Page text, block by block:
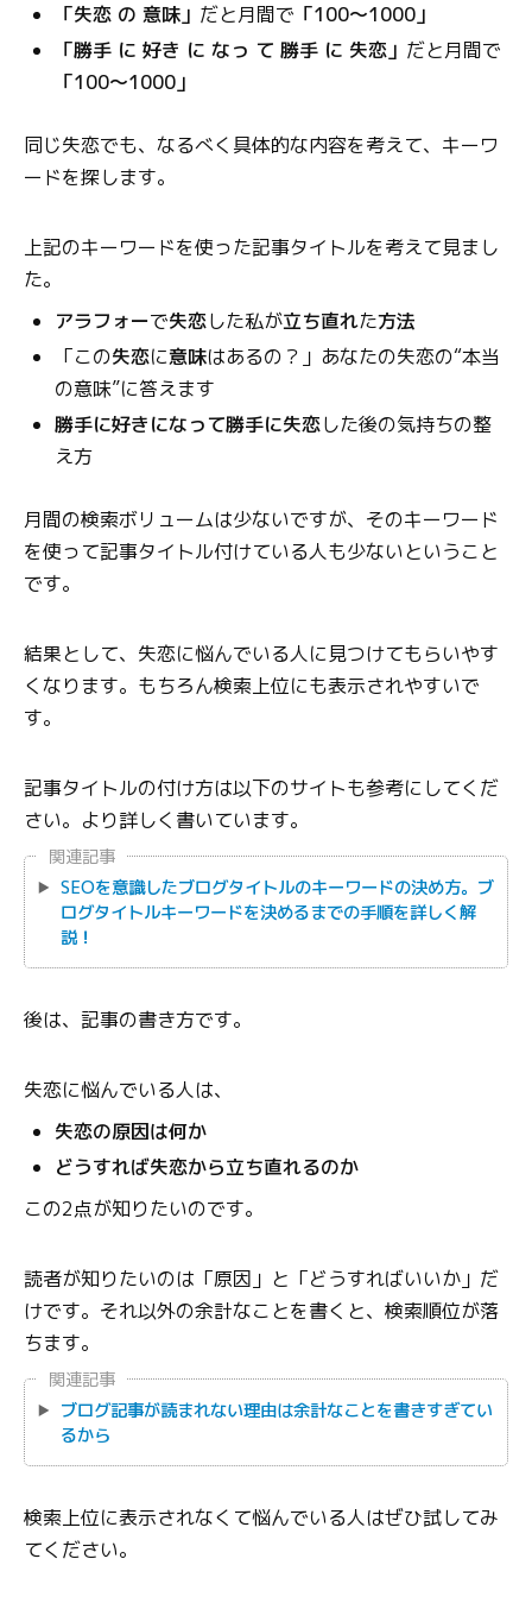
「失恋 の 意味」 だと月間で 「100〜1000」
「勝手 に 好き に なっ て 勝手 に 失恋」 だと月間で
「100〜1000」
同じ失恋でも、なるべく具体的な内容を考えて、キーワ
ードを探します。
上記のキーワードを使った記事タイトルを考えて見まし
た。
アラフォーで失恋した私が立ち直れた方法
「この失恋に意味はあるの？」あなたの失恋の“本当
の意味”に答えます
勝手に好きになって勝手に失恋した後の気持ちの整
え方
月間の検索ボリュームは少ないですが、そのキーワード
を使って記事タイトル付けている人も少ないということ
です。
結果として、失恋に悩んでいる人に見つけてもらいやす
くなります。もちろん検索上位にも表示されやすいで
す。
記事タイトルの付け方は以下のサイトも参考にしてくだ
さい。より詳しく書いています。
関連記事
SEOを意識したブログタイトルのキーワードの決め方。ブ
ログタイトルキーワードを決めるまでの手順を詳しく解
説！
後は、記事の書き方です。
失恋に悩んでいる人は、
失恋の原因は何か
どうすれば失恋から立ち直れるのか
この2点が知りたいのです。
読者が知りたいのは「原因」と「どうすればいいか」だ
けです。それ以外の余計なことを書くと、検索順位が落
ちます。
関連記事
ブログ記事が読まれない理由は余計なことを書きすぎてい
るから
検索上位に表示されなくて悩んでいる人はぜひ試してみ
てください。